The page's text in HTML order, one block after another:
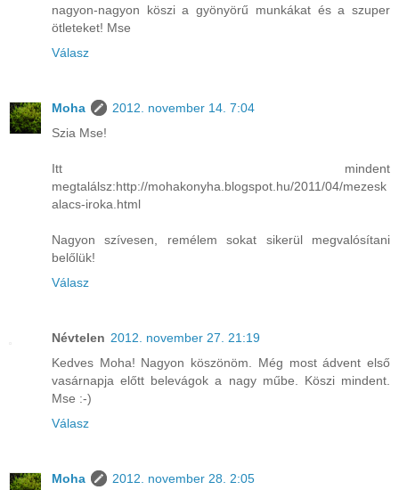
nagyon-nagyon köszi a gyönyörű munkákat és a szuper
ötleteket! Mse
Válasz
Moha
2012. november 14. 7:04
Szia Mse!
Itt mindent
megtalálsz:http://mohakonyha.blogspot.hu/2011/04/mezesk
alacs-iroka.html
Nagyon szívesen, remélem sokat sikerül megvalósítani
belőlük!
Válasz
Névtelen 2012. november 27. 21:19
Kedves Moha! Nagyon köszönöm. Még most ádvent első
vasárnapja előtt belevágok a nagy műbe. Köszi mindent.
Mse :-)
Válasz
Moha
2012. november 28. 2:05